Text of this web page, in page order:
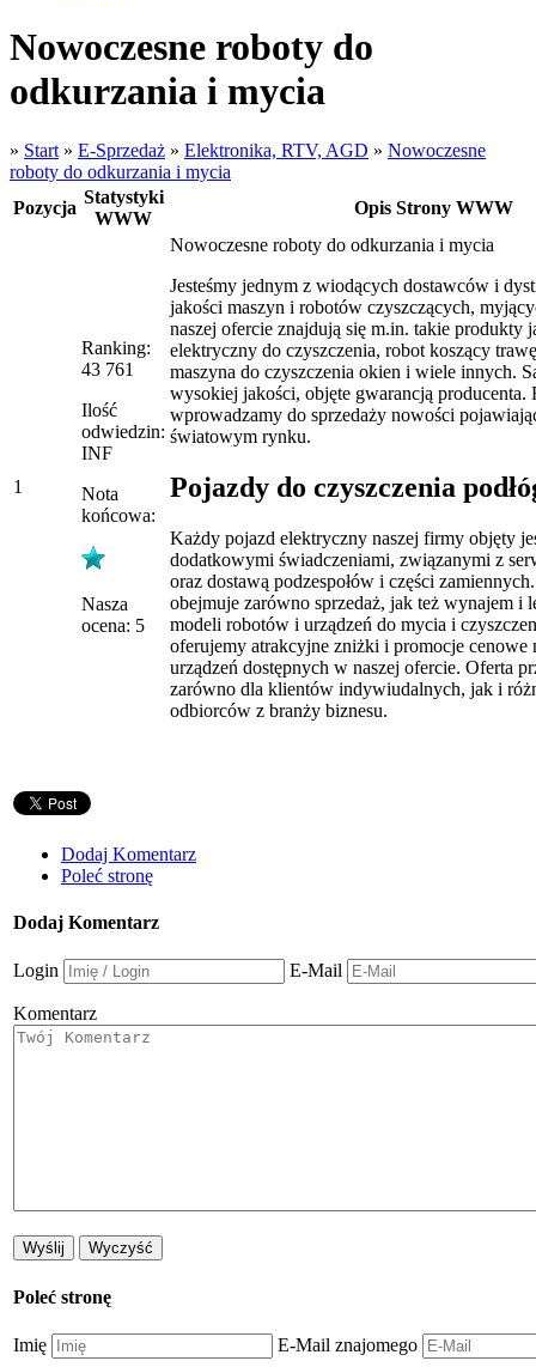
Nowoczesne roboty do
odkurzania i mycia
» Start » E-Sprzedaż » Elektronika, RTV, AGD » Nowoczesne
roboty do odkurzania i mycia
Pozycja
Statystyki
WWW
Opis Strony WWW
1
Ranking:
43 761
Ilość
odwiedzin:
INF
Nota
końcowa:
Nasza
ocena: 5
Nowoczesne roboty do odkurzania i mycia
Jesteśmy jednym z wiodących dostawców i
jakości maszyn i robotów czyszczących,
naszej ofercie znajdują się m.in. takie produkty
elektryczny do czyszczenia, robot koszący
maszyna do czyszczenia okien i wiele innych.
wysokiej jakości, objęte gwarancją producenta.
wprowadzamy do sprzedaży nowości
światowym rynku.
Pojazdy do czyszczenia
Każdy pojazd elektryczny naszej firmy objęty
dodatkowymi świadczeniami, związanymi z
oraz dostawą podzespołów i części
obejmuje zarówno sprzedaż, jak też wynajem i
modeli robotów i urządzeń do mycia i
oferujemy atrakcyjne zniżki i promocje cenowe
urządzeń dostępnych w naszej ofercie. Oferta
zarówno dla klientów indywiudalnych, jak i
odbiorców z branży biznesu.
Dodaj Komentarz
Poleć stronę
Dodaj Komentarz
Login E-Mail
Komentarz
Poleć stronę
Imię E-Mail znajomego